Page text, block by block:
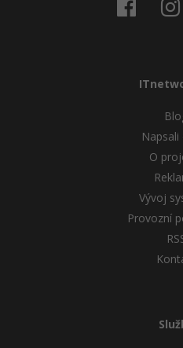
Napsali
O
Vývoj
Provozní